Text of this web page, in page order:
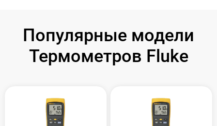
Популярные модели
Термометров Fluke